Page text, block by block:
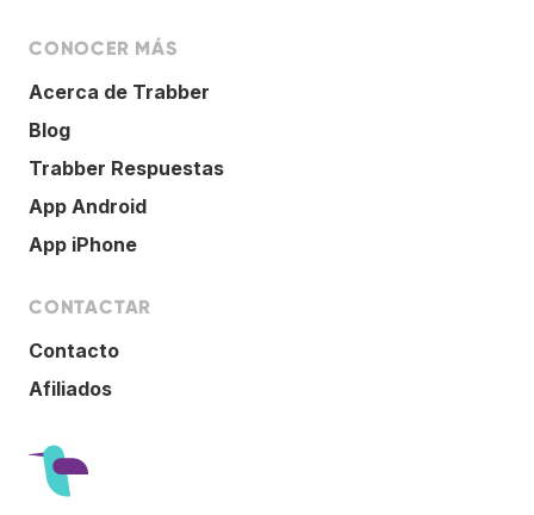
CONOCER MÁS
Acerca de Trabber
Blog
Trabber Respuestas
App Android
App iPhone
CONTACTAR
Contacto
Afiliados